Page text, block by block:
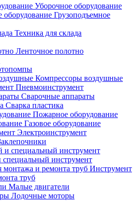
Уборочное оборудование
Грузоподъемное
Техника для склада
Ленточное полотно
Компрессоры воздушные
Пневмоинструмент
Сварочные аппараты
Сварка пластика
Пожарное оборудование
Газовое оборудование
Электроинструмент
специальный инструмент
Инструмент
труб
Малые двигатели
Лодочные моторы